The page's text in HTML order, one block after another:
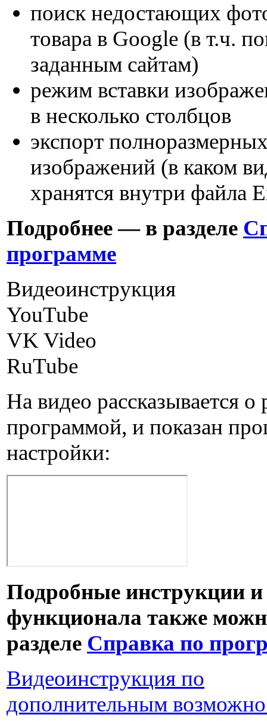
поиск недостающих
товара в Google (в т.ч.
заданным сайтам)
режим вставки
в несколько столбцов
экспорт
изображений (в каком
хранятся внутри файла
Подробнее — в разделе
программе
Видеоинструкция
YouTube
VK Video
RuTube
На видео рассказывается о
программой, и показан
настройки:
Подробные инструкции и
функционала также
разделе Справка по
Видеоинструкция по
дополнительным